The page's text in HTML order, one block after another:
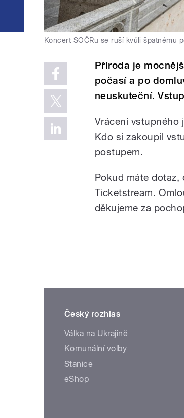
Koncert SOČRu se ruší kvůli špatnému
Příroda je
počasí a po
neuskuteční.
Vrácení vstupného
Kdo si zakoupil
postupem.
Pokud máte
Ticketstream.
děkujeme za
Český rozhlas
Válka na Ukrajině
Komunální volby
Stanice
eShop